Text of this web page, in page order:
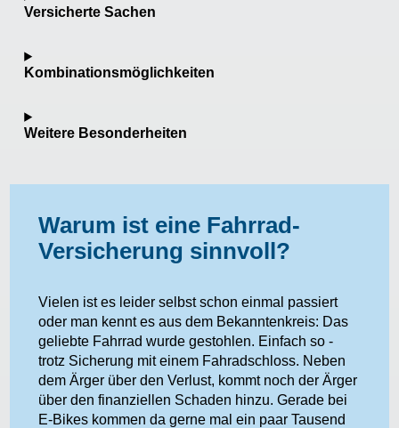
Versicherte Sachen
Kombinationsmöglichkeiten
Weitere Besonderheiten
Warum ist eine Fahrrad-
Versicherung sinnvoll?
Vielen ist es leider selbst schon einmal passiert
oder man kennt es aus dem Bekanntenkreis: Das
geliebte Fahrrad wurde gestohlen. Einfach so -
trotz Sicherung mit einem Fahradschloss. Neben
dem Ärger über den Verlust, kommt noch der Ärger
über den finanziellen Schaden hinzu. Gerade bei
E-Bikes kommen da gerne mal ein paar Tausend